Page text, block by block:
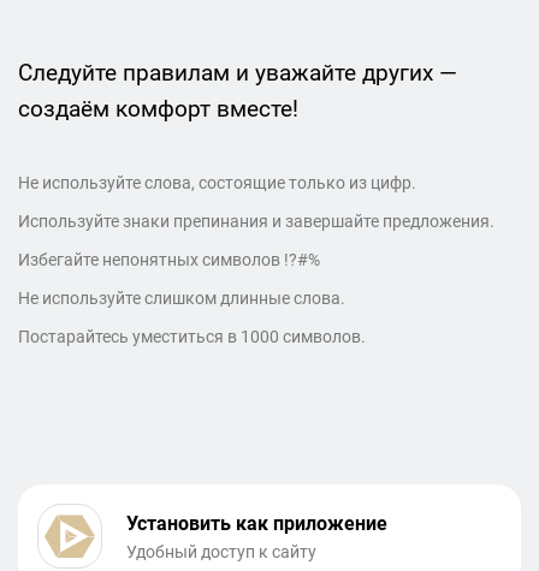
Следуйте правилам и уважайте других —
создаём комфорт вместе!
Не используйте слова, состоящие только из цифр.
Используйте знаки препинания и завершайте предложения.
Избегайте непонятных символов !?#%
Не используйте слишком длинные слова.
Постарайтесь уместиться в 1000 символов.
Установить как приложение
Удобный доступ к сайту